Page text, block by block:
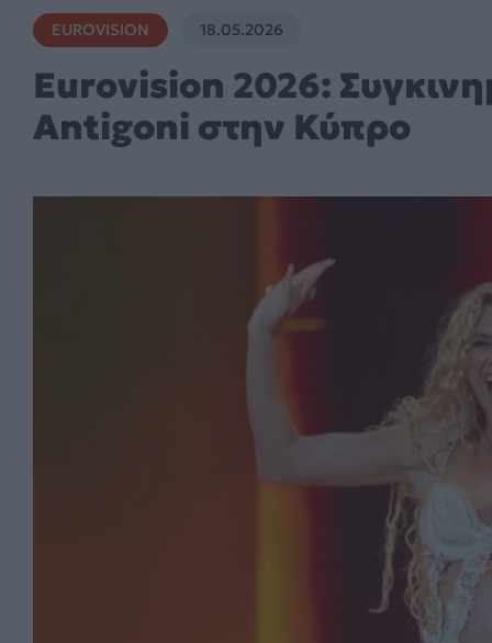
EUROVISION 18.05.2026
Eurovision 2026:
Antigoni στην Κύπρο